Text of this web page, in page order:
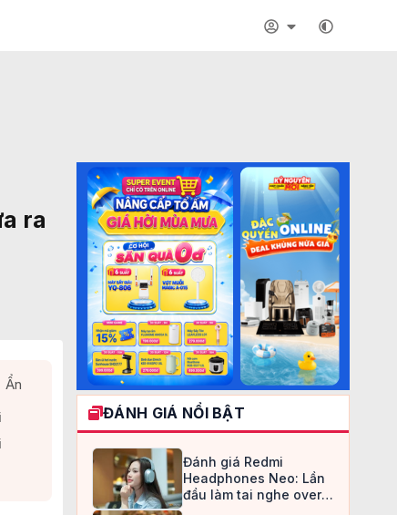
ra
Ẩn
ĐÁNH GIÁ NỔI BẬT
Đánh giá Redmi
Headphones Neo: Lần
đầu làm tai nghe over-